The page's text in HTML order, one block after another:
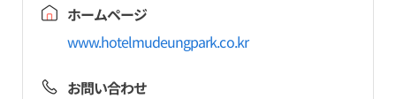
ホームページ
www.hotelmudeungpark.co.kr
お問い合わせ